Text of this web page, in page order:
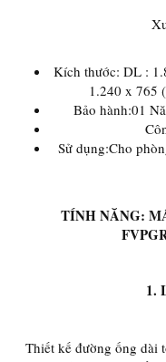
Kích thước: DL :
1.240 x 765
Bảo hành:01
Sử dụng:Cho
TÍNH NĂNG:
1.
Thiết kế đường ống dài